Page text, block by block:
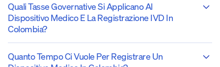
Quali Tasse Governative Si Applicano Al
Dispositivo Medico E La Registrazione IVD In
Colombia?
Quanto Tempo Ci Vuole Per Registrare Un